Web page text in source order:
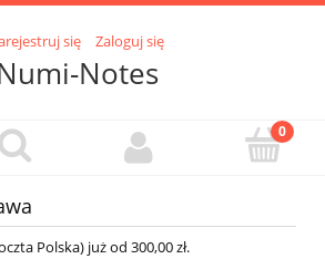
się Zaloguj się
Notes
Polska) już od 300,00 zł.